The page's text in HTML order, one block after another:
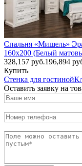
Спальня «Мишель»
160х200 (Белый
328,157 руб.196,894
Купить
Стенка для гостиной
Оставить заявку на